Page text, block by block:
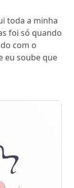
toda a minha
foi só quando
com o
eu soube que